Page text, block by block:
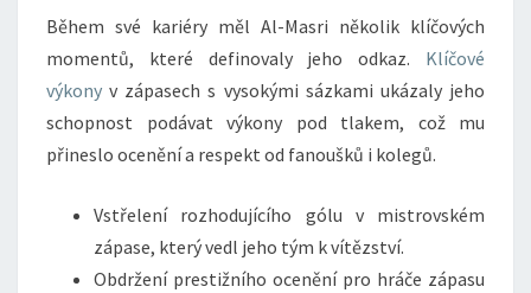
Během své kariéry měl Al-Masri několik klíčových
momentů, které definovaly jeho odkaz. Klíčové
výkony v zápasech s vysokými sázkami ukázaly jeho
schopnost podávat výkony pod tlakem, což mu
přineslo ocenění a respekt od fanoušků i kolegů.
Vstřelení rozhodujícího gólu v mistrovském
zápase, který vedl jeho tým k vítězství.
Obdržení prestižního ocenění pro hráče zápasu